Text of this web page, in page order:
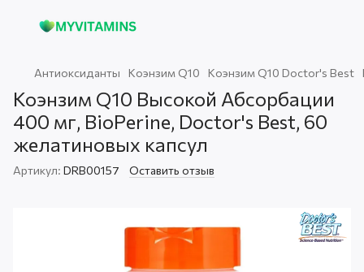
Антиоксиданты Коэнзим Q10 Коэнзим Q10 Doctor's Best
Коэнзим Q10 Высокой Абсорбации
400 мг, BioPerine, Doctor's Best, 60
желатиновых капсул
Артикул: DRB00157 Оставить отзыв